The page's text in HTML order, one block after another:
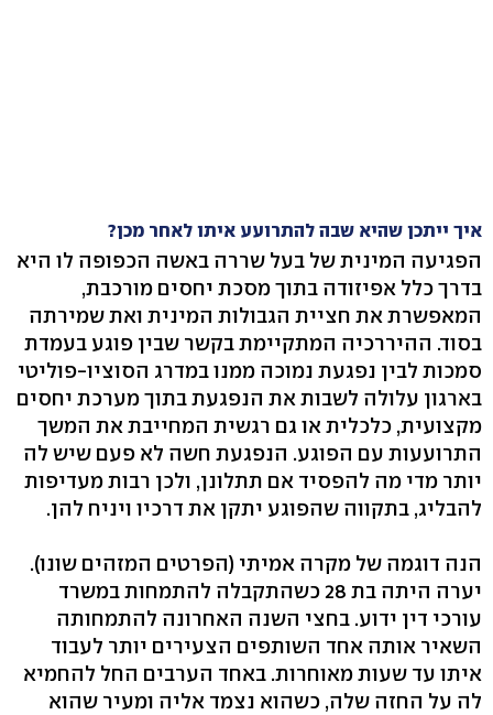
איך ייתכן שהיא שבה להתרועע איתו לאחר מכן?
הפגיעה המינית של בעל שררה באשה הכפופה לו היא
בדרך כלל אפיזודה בתוך מסכת יחסים מורכבת,
המאפשרת את חציית הגבולות המינית ואת שמירתה
בסוד. ההיררכיה המתקיימת בקשר שבין פוגע בעמדת
סמכות לבין נפגעת נמוכה ממנו במדרג הסוציו-פוליטי
בארגון עלולה לשבות את הנפגעת בתוך מערכת יחסים
מקצועית, כלכלית או גם רגשית המחייבת את המשך
התרועעות עם הפוגע. הנפגעת חשה לא פעם שיש לה
יותר מדי מה להפסיד אם תתלונן, ולכן רבות מעדיפות
להבליג, בתקווה שהפוגע יתקן את דרכיו ויניח להן.
הנה דוגמה של מקרה אמיתי (הפרטים המזהים שונו).
יערה היתה בת 28 כשהתקבלה להתמחות במשרד
עורכי דין ידוע. בחצי השנה האחרונה להתמחותה
השאיר אותה אחד השותפים הצעירים יותר לעבוד
איתו עד שעות מאוחרות. באחד הערבים החל להחמיא
לה על החזה שלה, כשהוא נצמד אליה ומעיר שהוא